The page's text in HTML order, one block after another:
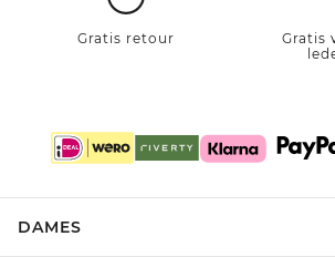
Gratis retour
Gratis
DAMES